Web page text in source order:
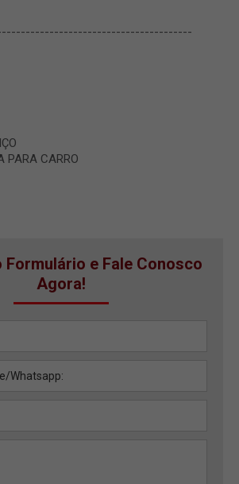
PARA CARRO
Formulário e Fale Conosco
Agora!